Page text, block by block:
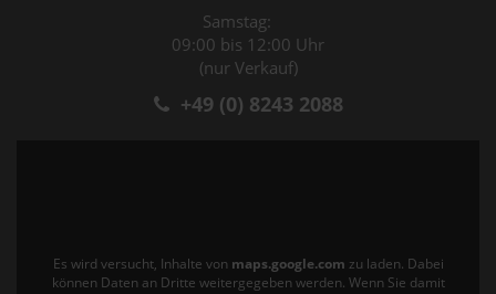
Samstag:
09:00 bis 12:00 Uhr
(nur Verkauf)
+49 (0) 8243 2088
Es wird versucht, Inhalte von maps.google.com zu laden. Dabei
können Daten an Dritte weitergegeben werden. Wenn Sie damit